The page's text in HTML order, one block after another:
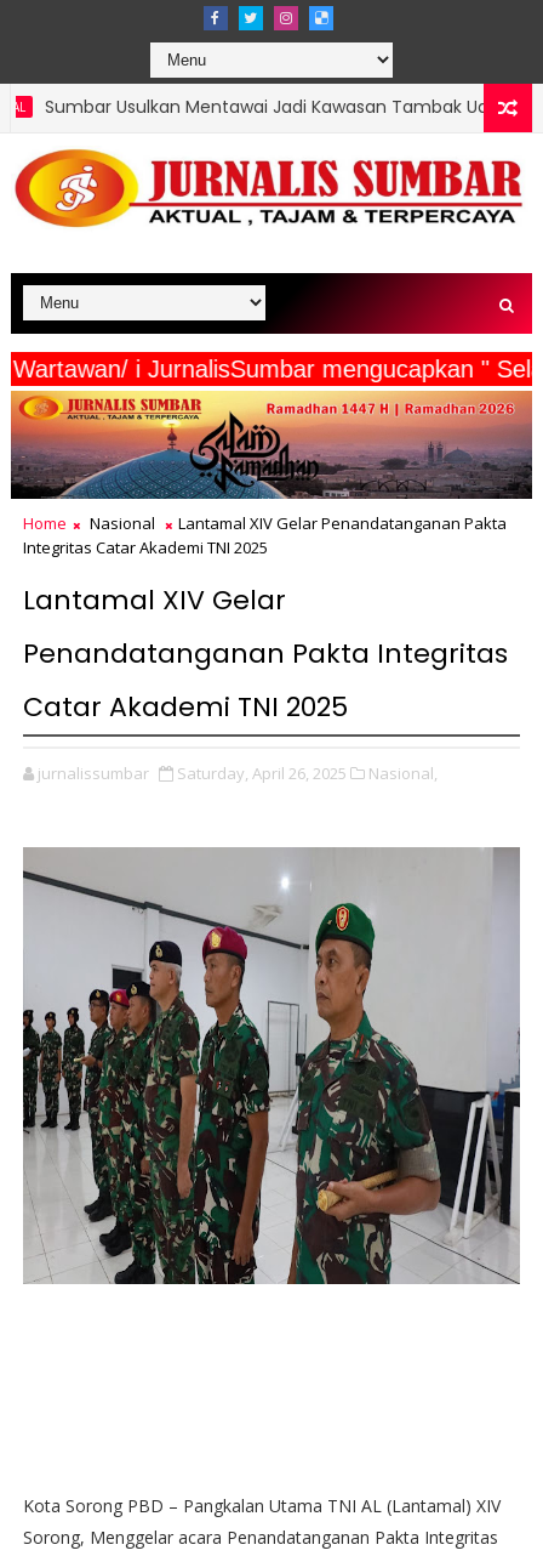
Mentawai Jadi Kawasan Tambak Udang Terintegrasi, Menteri
Wartawan/ i JurnalisSumbar
Home Nasional
Lantamal XIV Gelar Penandatanganan Pakta
Integritas Catar Akademi TNI 2025
Lantamal XIV Gelar
Penandatanganan Pakta Integritas
Catar Akademi TNI 2025
jurnalissumbar Saturday, April 26, 2025 Nasional,
Kota Sorong PBD – Pangkalan Utama TNI AL (Lantamal) XIV
Sorong, Menggelar acara Penandatanganan Pakta Integritas